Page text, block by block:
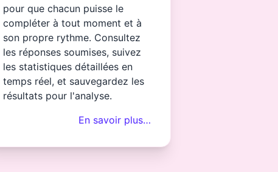
pour que chacun puisse le
compléter à tout moment et à
son propre rythme. Consultez
les réponses soumises, suivez
les statistiques détaillées en
temps réel, et sauvegardez les
résultats pour l'analyse.
En savoir plus…